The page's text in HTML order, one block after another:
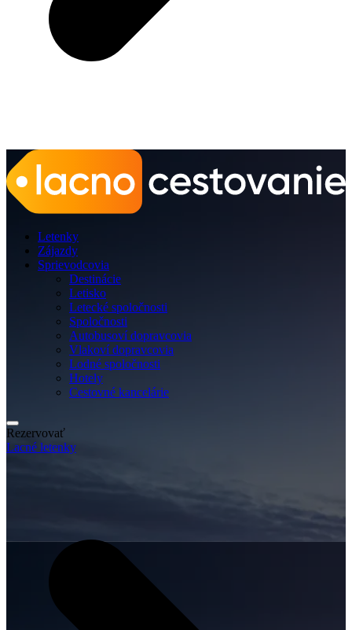
Letenky
Zájazdy
Sprievodcovia
Destinácie
Letisko
Letecké spoločnosti
Spoločnosti
Autobusoví dopravcovia
Vlakoví dopravcovia
Lodné spoločnosti
Hotely
Cestovné kancelárie
Rezervovať
Lacné letenky